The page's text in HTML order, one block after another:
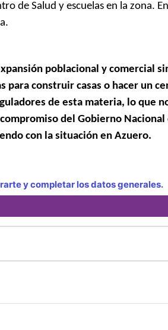
de Salud y escuelas en la zona.
poblacional y comercial
para construir casas o hacer un
de esta materia, lo que
del Gobierno
con la situación en Azuero.
y completar los datos generales.